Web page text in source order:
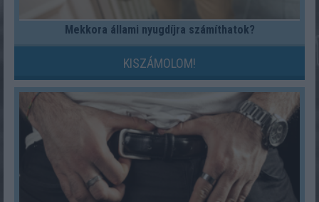
Mekkora állami nyugdíjra számíthatok?
KISZÁMOLOM!